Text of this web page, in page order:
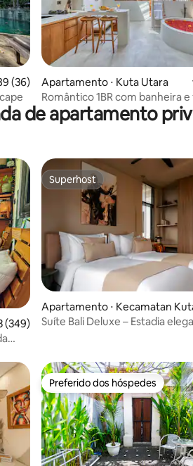
uma avaliação média de 5, 36
(36)
Apartamento ⋅ Kuta Utara
Romântico 1BR com banheira
com vista para a cidade -
de apartamento
uma avaliação média de 5, 349
(349)
Superhost
Superhost
Apartamento ⋅ Kecamatan
Utara
Suíte Bali Deluxe – Estadia
Preferido dos hóspedes
Preferido dos hóspedes